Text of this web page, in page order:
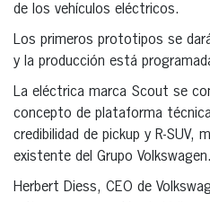
de los vehículos eléctricos.
Los primeros prototipos se
y la producción está
La eléctrica marca Scout se
concepto de plataforma
credibilidad de pickup y R-SUV,
existente del Grupo Volkswagen.
Herbert Diess, CEO de